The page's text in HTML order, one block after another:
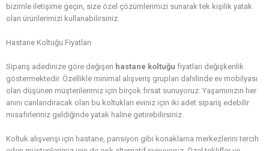
bizimle iletişime geçin, size özel çözümlerimizi sunarak tek kişilik yatak
olan ürünlerimizi kullanabilirsiniz.
Hastane Koltuğu Fiyatları
Sipariş adedinize göre değişen hastane koltuğu fiyatları değişkenlik
göstermektedir. Özellikle minimal alışveriş grupları dahilinde ev mobilyası
olan düşünen müşterilerimiz için birçok fırsat sunuyoruz. Yaşamınızın her
anını canlandıracak olan bu koltukları eviniz için iki adet sipariş edebilir
misafirleriniz geldiğinde yatak haline getirebilirsiniz.
Koltuk alışverişi için hastane, pansiyon gibi konaklama merkezlerini tercih